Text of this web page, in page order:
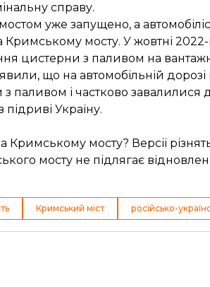
справу.
уже запущено, а
мосту. У жовтні 2022-
цистерни з паливом на
що на автомобільній
паливом і частково завалилися
Україну.
Кримському мосту? Версії
мосту не підлягає
Кримський міст російсько-